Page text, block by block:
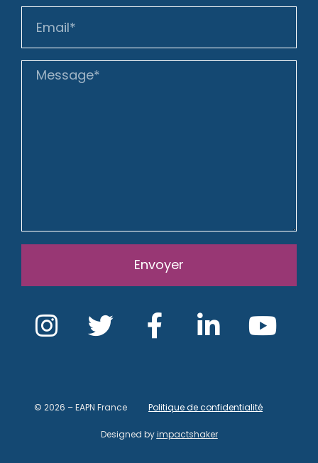
Envoyer
© 2026 – EAPN France Politique de confidentialité
Designed byimpactshaker